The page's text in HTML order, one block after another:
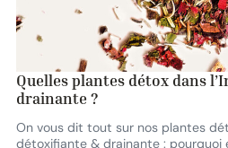
Quelles plantes détox dans
drainante ?
On vous dit tout sur nos plantes
détoxifiante & drainante :